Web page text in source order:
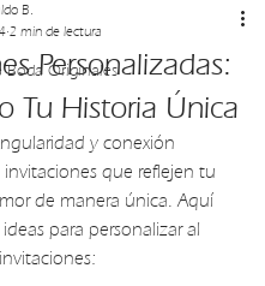
Boda Originales
Personalizadas:
Tu Historia Única
B.
2 min de lectura
y conexión
que reflejen tu
de manera única. Aquí
para personalizar al